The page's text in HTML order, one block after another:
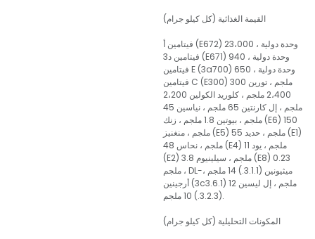
القيمة الغذائية (كل كيلو جرام)
فيتامين أ (E672) 23،000 وحدة دولية ،
فيتامين د3 (E671) 940 وحدة دولية ،
فيتامين E (3a700) 650 وحدة دولية ،
فيتامين C (E300) 300 ملجم ، تورين
2،400 ملجم ، كلوريد الكولين 2،200
ملجم ، إل كارنتين 65 ملجم ، نياسين 45
ملجم ، بيوتين 1.8 ملجم ، زنك (E6) 150
ملجم ، منغنيز (E5) 55 ملجم ، حديد (E1)
48 ملجم ، نحاس (E4) 11 ملجم ، يود
(E2) 3.8 ملجم ، سيلينيوم (E8) 0.23
ملجم ، DL-ميثيونين (3.1.1.) 14 ملجم ،
أرجينين (3c3.6.1) 12 ملجم ، إل ليسين
(3.2.3.) 10 ملجم.
المكونات التحليلية (كل كيلو جرام)